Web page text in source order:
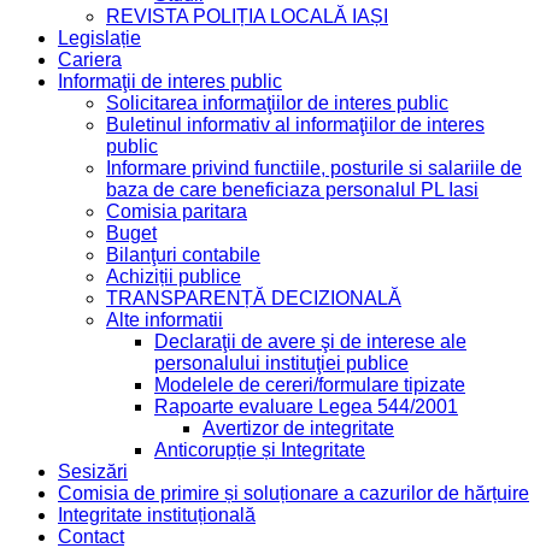
REVISTA POLIȚIA LOCALĂ IAȘI
Legislație
Cariera
Informaţii de interes public
Solicitarea informaţiilor de interes public
Buletinul informativ al informaţiilor de interes
public
Informare privind functiile, posturile si salariile de
baza de care beneficiaza personalul PL Iasi
Comisia paritara
Buget
Bilanţuri contabile
Achiziții publice
TRANSPARENȚĂ DECIZIONALĂ
Alte informatii
Declaraţii de avere şi de interese ale
personalului instituţiei publice
Modelele de cereri/formulare tipizate
Rapoarte evaluare Legea 544/2001
Avertizor de integritate
Anticorupție și Integritate
Sesizări
Comisia de primire și soluționare a cazurilor de hărțuire
Integritate instituțională
Contact